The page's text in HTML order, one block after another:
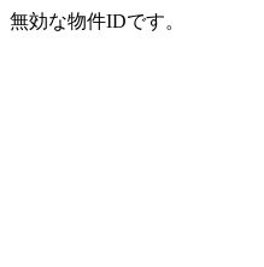
無効な物件IDです。